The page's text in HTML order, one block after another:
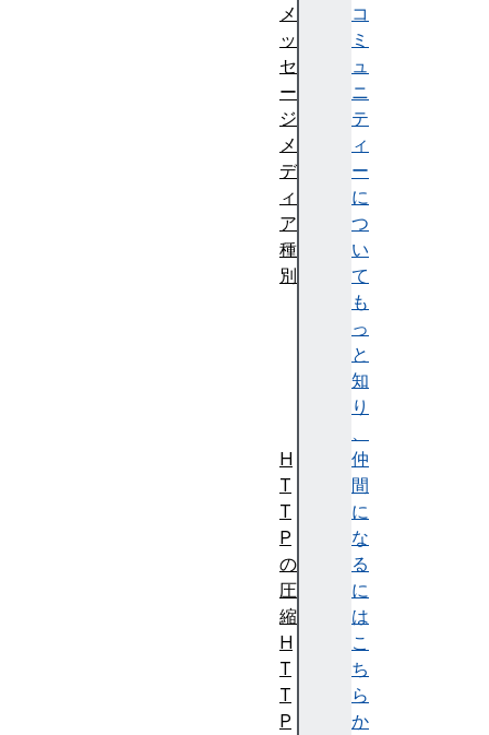
コ
ミ
ュ
ニ
テ
ィ
ー
に
つ
い
て
も
っ
と
知
り
、
仲
間
に
な
る
に
は
こ
ち
ら
か
メ
ッ
セ
ー
ジ
メ
デ
ィ
ア
種
別
H
T
T
P
の
圧
縮
H
T
T
P